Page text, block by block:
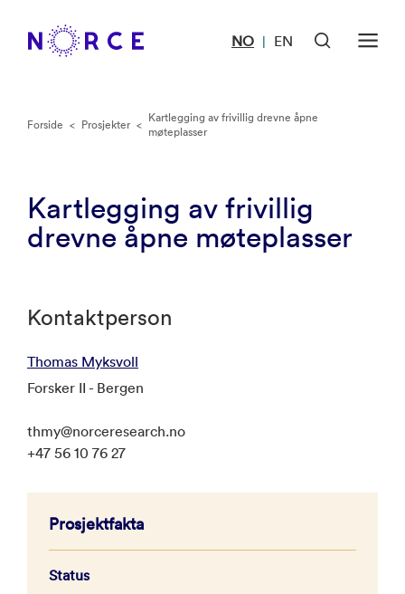
NO | EN
Forside < Prosjekter < Kartlegging av frivillig drevne åpne
møteplasser
Kartlegging av frivillig
drevne åpne møteplasser
Kontaktperson
Thomas Myksvoll
Forsker II - Bergen
thmy@norceresearch.no
+47 56 10 76 27
Prosjektfakta
Status